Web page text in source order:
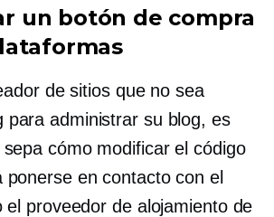
un botón de compra
de sitios que no sea
para administrar su blog, es
cómo modificar el código
ponerse en contacto con el
el proveedor de alojamiento de